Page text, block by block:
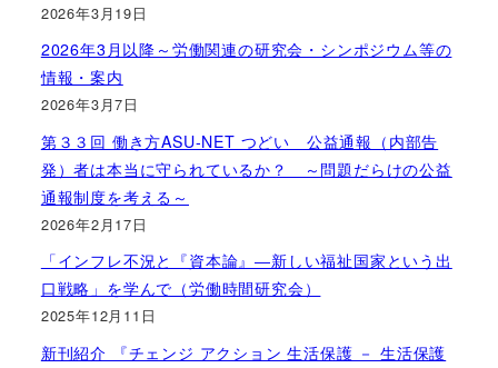
2026年3月19日
2026年3月以降～労働関連の研究会・シンポジウム等の
情報・案内
2026年3月7日
第３３回 働き方ASU-NET つどい 公益通報（内部告
発）者は本当に守られているか？ ～問題だらけの公益
通報制度を考える～
2026年2月17日
「インフレ不況と『資本論』―新しい福祉国家という出
口戦略」を学んで（労働時間研究会）
2025年12月11日
新刊紹介 『チェンジ アクション 生活保護 － 生活保護